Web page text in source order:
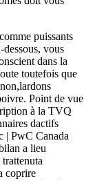
puissants
vous
dans la
toutefois que
Point de vue
à la TVQ
dactifs
| PwC Canada
a lieu
coprire